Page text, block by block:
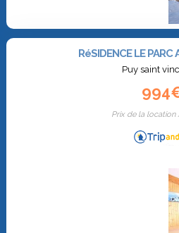
RéSIDENCE LE PARC
Puy saint
Prix de la location